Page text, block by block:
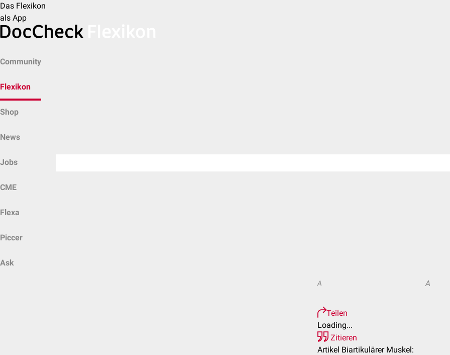
Das Flexikon
als App
Community
Flexikon
Shop
News
Jobs
CME
Flexa
Piccer
Ask
A A
Teilen
Loading...
Zitieren
Artikel Biartikulärer Muskel: